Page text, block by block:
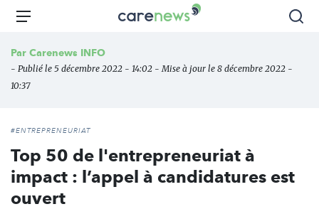
Aller
principal
Carenews,
des
Menu
Par Carenews INFO
- Publié le 5 décembre 2022 - 14:02 - Mise à jour le 8 décembre 2022 -
10:37
#ENTREPRENEURIAT
Top 50 de l'entrepreneuriat à
impact : l’appel à candidatures est
ouvert